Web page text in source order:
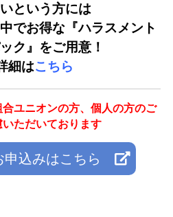
という方には
でお得な『ハラスメント
ク』をご用意！
細はこちら
ユニオンの方、個人の方のご
ただいております
込みはこちら